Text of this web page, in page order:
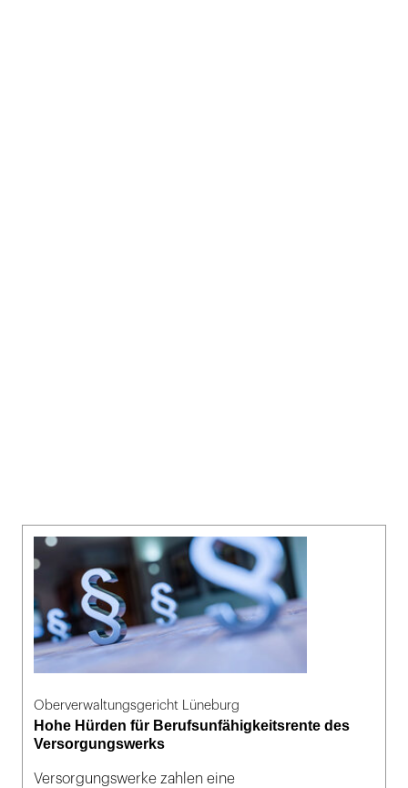
Oberverwaltungsgericht Lüneburg
Hohe Hürden für Berufsunfähigkeitsrente des
Versorgungswerks
Versorgungswerke zahlen eine